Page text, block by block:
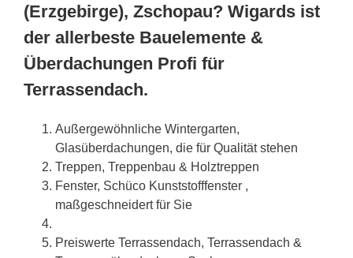
(Erzgebirge), Zschopau? Wigards ist
der allerbeste Bauelemente &
Überdachungen Profi für
Terrassendach.
Außergewöhnliche Wintergarten,
Glasüberdachungen, die für Qualität stehen
Treppen, Treppenbau & Holztreppen
Fenster, Schüco Kunststofffenster ,
maßgeschneidert für Sie
Preiswerte Terrassendach, Terrassendach &